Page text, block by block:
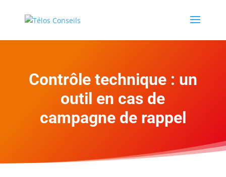
Contrôle technique : un
outil en cas de
campagne de rappel